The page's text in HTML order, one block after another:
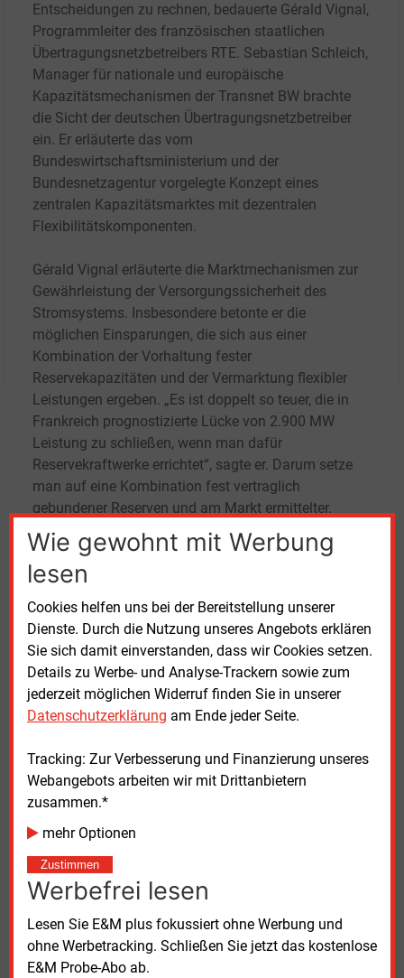
Wie gewohnt mit Werbung
lesen
Cookies helfen uns bei der Bereitstellung unserer
Dienste. Durch die Nutzung unseres Angebots erklären
Sie sich damit einverstanden, dass wir Cookies setzen.
Details zu Werbe- und Analyse-Trackern sowie zum
jederzeit möglichen Widerruf finden Sie in unserer
Datenschutzerklärung am Ende jeder Seite.
Tracking: Zur Verbesserung und Finanzierung unseres
Webangebots arbeiten wir mit Drittanbietern
zusammen.*
mehr Optionen
Zustimmen
Werbefrei lesen
Lesen Sie E&M plus fokussiert ohne Werbung und
ohne Werbetracking. Schließen Sie jetzt das kostenlose
E&M Probe-Abo ab.
Entscheidungen zu rechnen, bedauerte Gérald Vignal,
Programmleiter des französischen staatlichen
Übertragungsnetzbetreibers RTE. Sebastian Schleich,
Manager für nationale und europäische
Kapazitätsmechanismen der Transnet BW brachte
die Sicht der deutschen Übertragungsnetzbetreiber
ein. Er erläuterte das vom
Bundeswirtschaftsministerium und der
Bundesnetzagentur vorgelegte Konzept eines
zentralen Kapazitätsmarktes mit dezentralen
Flexibilitätskomponenten.
Gérald Vignal erläuterte die Marktmechanismen zur
Gewährleistung der Versorgungssicherheit des
Stromsystems. Insbesondere betonte er die
möglichen Einsparungen, die sich aus einer
Kombination der Vorhaltung fester
Reservekapazitäten und der Vermarktung flexibler
Leistungen ergeben. „Es ist doppelt so teuer, die in
Frankreich prognostizierte Lücke von 2.900 MW
Leistung zu schließen, wenn man dafür
Reservekraftwerke errichtet“, sagte er. Darum setze
man auf eine Kombination fest vertraglich
gebundener Reserven und am Markt ermittelter.
Positive Preiseffekte eines dezentralen Kapazitätsmarktes.
− zur Vollansicht bitte auf die Grafik klicken −
Flexibilitäten heben
aus den zunehmend errichteten erneuerbaren
Erzeugern die Strommenge nicht ausreicht. Dies kann